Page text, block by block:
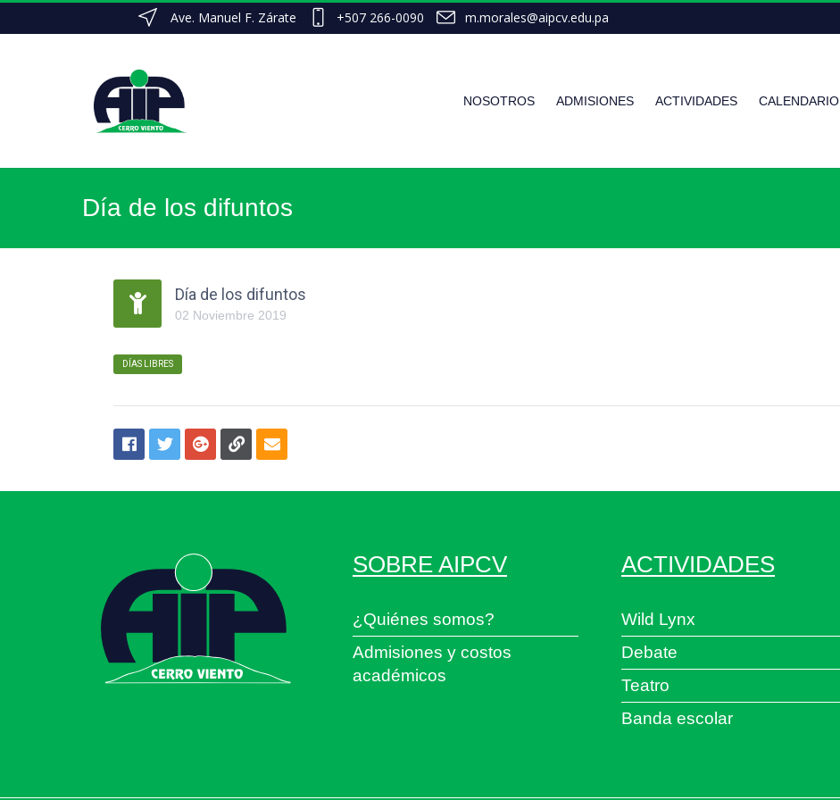
Ave. Manuel F. Zárate +507 266-0090 m.morales@aipcv.edu.pa
NOSOTROS ADMISIONES ACTIVIDADES CALENDARIO
Día de los difuntos
Día de los difuntos
02 Noviembre 2019
DÍAS LIBRES
SOBRE AIPCV
¿Quiénes somos?
Admisiones y costos
académicos
ACTIVIDADES
Wild Lynx
Debate
Teatro
Banda escolar